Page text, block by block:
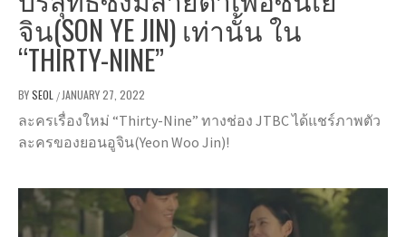
จิน(SON YE JIN) เท่านั้น ใน
“THIRTY-NINE”
BYSEOL / JANUARY 27, 2022
ละครเรื่องใหม่ “Thirty-Nine” ทางช่อง JTBC ได้แชร์ภาพตัว
ละครของยอนอูจิน(Yeon Woo Jin)!